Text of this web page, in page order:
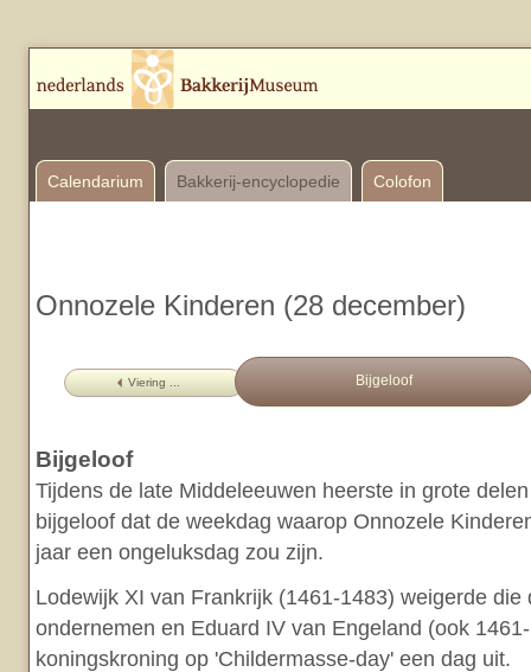
Calendarium Bakkerij-encyclopedie Colofon
Onnozele Kinderen (28 december)
Viering ... Bijgeloof
Bijgeloof
Tijdens de late Middeleeuwen heerste in grote
bijgeloof dat de weekdag waarop Onnozele
jaar een ongeluksdag zou zijn.
Lodewijk XI van Frankrijk (1461-1483) weigerde die
ondernemen en Eduard IV van Engeland (ook
koningskroning op 'Childermasse-day' een dag uit.